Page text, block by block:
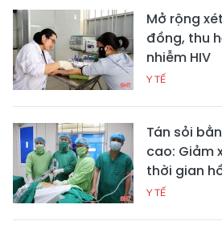
Mở rộng
đồng, thu
nhiễm HIV
Y TẾ
Tán sỏi
cao: Giảm
thời gian
Y TẾ